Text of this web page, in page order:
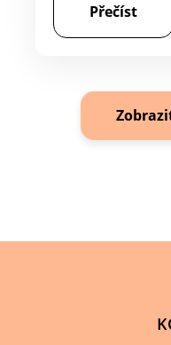
Přečíst